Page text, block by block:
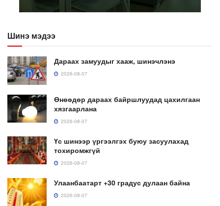
Шинэ мэдээ
Дараах замуудыг хааж, шинэчлэнэ
2026-08-07
Өнөөдөр дараах байршлуудад цахилгаан
хязгаарлана
2026-08-07
Үс шинээр үргээлгэх буюу засуулахад
тохиромжгүй
2026-08-07
Улаанбаатарт +30 градус дулаан байна
2026-08-07